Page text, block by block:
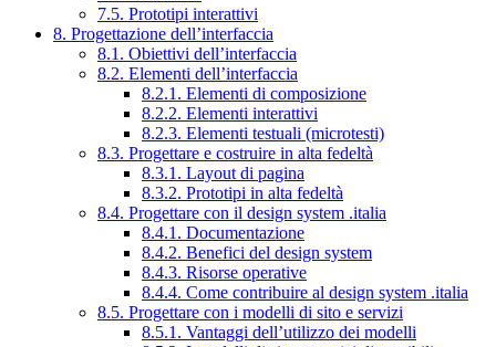
7.5. Prototipi interattivi
8. Progettazione dell’interfaccia
8.1. Obiettivi dell’interfaccia
8.2. Elementi dell’interfaccia
8.2.1. Elementi di composizione
8.2.2. Elementi interattivi
8.2.3. Elementi testuali (microtesti)
8.3. Progettare e costruire in alta fedeltà
8.3.1. Layout di pagina
8.3.2. Prototipi in alta fedeltà
8.4. Progettare con il design system .italia
8.4.1. Documentazione
8.4.2. Benefici del design system
8.4.3. Risorse operative
8.4.4. Come contribuire al design system .italia
8.5. Progettare con i modelli di sito e servizi
8.5.1. Vantaggi dell’utilizzo dei modelli